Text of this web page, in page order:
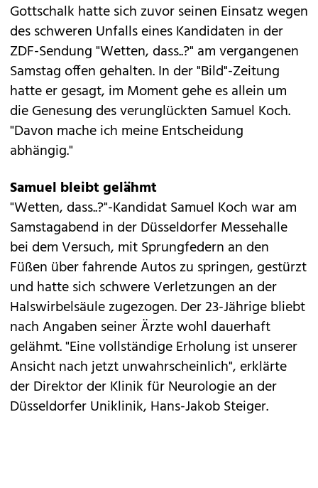
Gottschalk hatte sich zuvor seinen Einsatz wegen
desschweren Unfalls eines Kandidaten in der
ZDF-Sendung "Wetten, dass..?" am vergangenen
Samstag offen gehalten. In der "Bild"-Zeitung
hatte er gesagt, im Moment gehe es allein um
die Genesung des verunglückten Samuel Koch.
"Davon mache ich meine Entscheidung
abhängig."
Samuel bleibt gelähmt
"Wetten, dass..?"-Kandidat Samuel Koch war am
Samstagabend in der Düsseldorfer Messehalle
bei dem Versuch, mit Sprungfedern an den
Füßen über fahrende Autos zu springen, gestürzt
und hatte sich schwere Verletzungen an der
Halswirbelsäule zugezogen. Der 23-Jährige bliebt
nach Angaben seiner Ärztewohl dauerhaft
gelähmt."Eine vollständige Erholung ist unserer
Ansicht nach jetzt unwahrscheinlich", erklärte
der Direktor der Klinik für Neurologie an der
Düsseldorfer Uniklinik, Hans-Jakob Steiger.